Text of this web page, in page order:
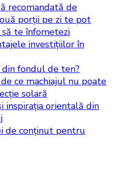
recomandată de
porții pe zi te pot
te înfometezi
investițiilor în
fondul de ten?
ce machiajul nu poate
solară
inspirația orientală din
de conținut pentru